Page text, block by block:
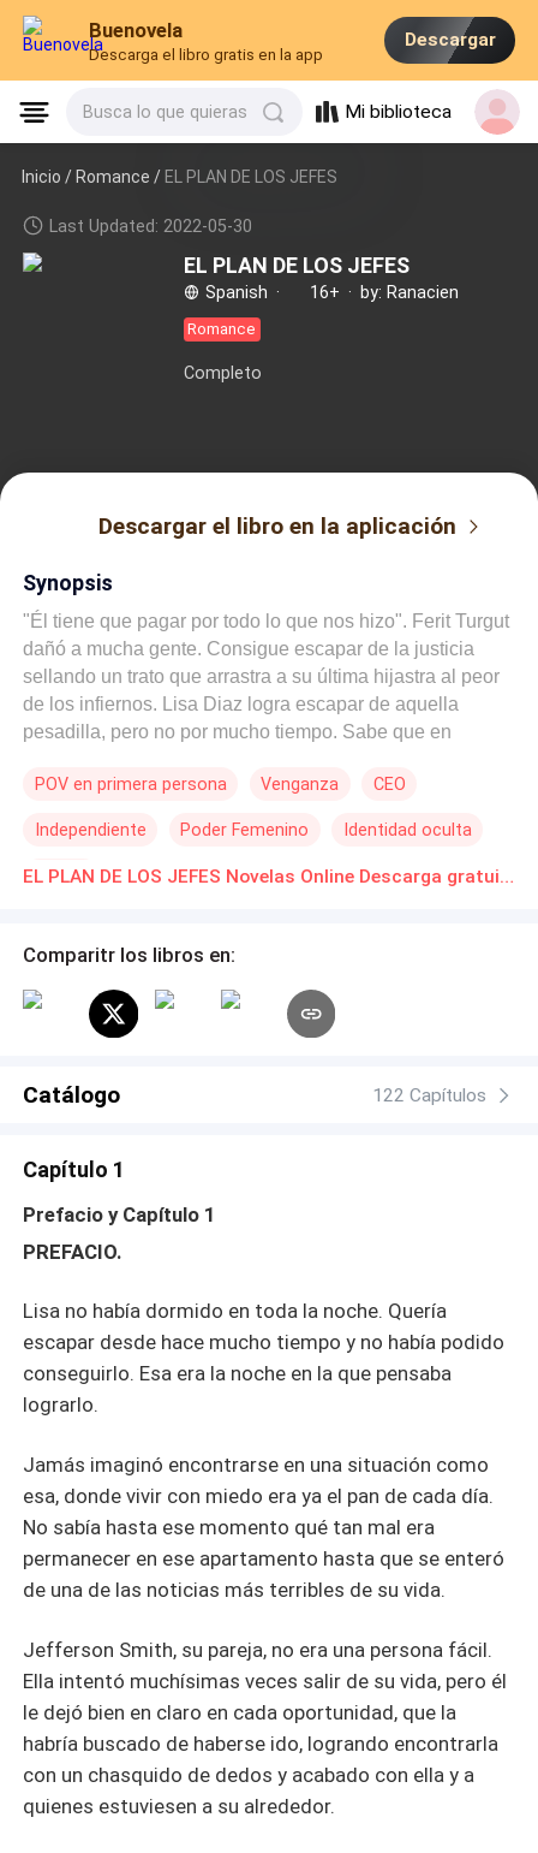
Buenovela
Descarga el libro gratis en la app
Descargar
Busca lo que quieras Mi biblioteca
Inicio /Romance / EL PLAN DE LOS JEFES
Last Updated: 2022-05-30
EL PLAN DE LOS JEFES
Spanish · 16+ · by: Ranacien
Romance
Completo
Descargar el libro en la aplicación
Synopsis
"Él tiene que pagar por todo lo que nos hizo". Ferit Turgut
dañó a mucha gente. Consigue escapar de la justicia
sellando un trato que arrastra a su última hijastra al peor
de los infiernos. Lisa Diaz logra escapar de aquella
pesadilla, pero no por mucho tiempo. Sabe que en
se convierte en otra mujer, y consigue empleo como
descubre la conexión que tiene con su peor enemigo. De
ese modo, el jefe de ella, en vez de despedirla o
aliados, arma un plan para lograr sus objetivos: encontrar
famoso plan terminará envolviendo a todos en algo más
peligroso que la propia venganza.
POV en primera persona Venganza CEO
Independiente Poder Femenino Identidad oculta
Pasión EL PLAN DE LOS JEFES Novelas Online Descarga gratuita de PDF
Comparitr los libros en:
Catálogo 122 Capítulos
Capítulo 1
Prefacio y Capítulo 1
PREFACIO.
Lisa no había dormido en toda la noche. Quería
escapar desde hace mucho tiempo y no había podido
conseguirlo. Esa era la noche en la que pensaba
lograrlo.
Jamás imaginó encontrarse en una situación como
esa, donde vivir con miedo era ya el pan de cada día.
No sabía hasta ese momento qué tan mal era
permanecer en ese apartamento hasta que se enteró
de una de las noticias más terribles de su vida.
Jefferson Smith, su pareja, no era una persona fácil.
Ella intentó muchísimas veces salir de su vida, pero él
le dejó bien en claro en cada oportunidad, que la
habría buscado de haberse ido, logrando encontrarla
con un chasquido de dedos y acabado con ella y a
quienes estuviesen a su alrededor.